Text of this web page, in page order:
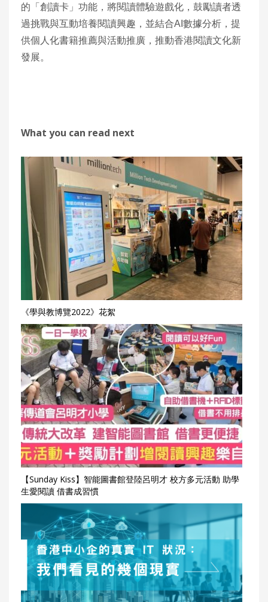
的「創讀卡」功能，將閱讀體驗遊戲化，鼓勵讀者透
過挑戰與互動培養閱讀興趣，並結合AI數據分析，提
供個人化書籍推薦與活動推廣，推動香港閱讀文化新
發展。
What you can read next
《學與教博覽2022》花絮
【Sunday Kiss】智能圖書館登陸呂明才 校方多元活動 助學
生愛閱讀 借書成習慣